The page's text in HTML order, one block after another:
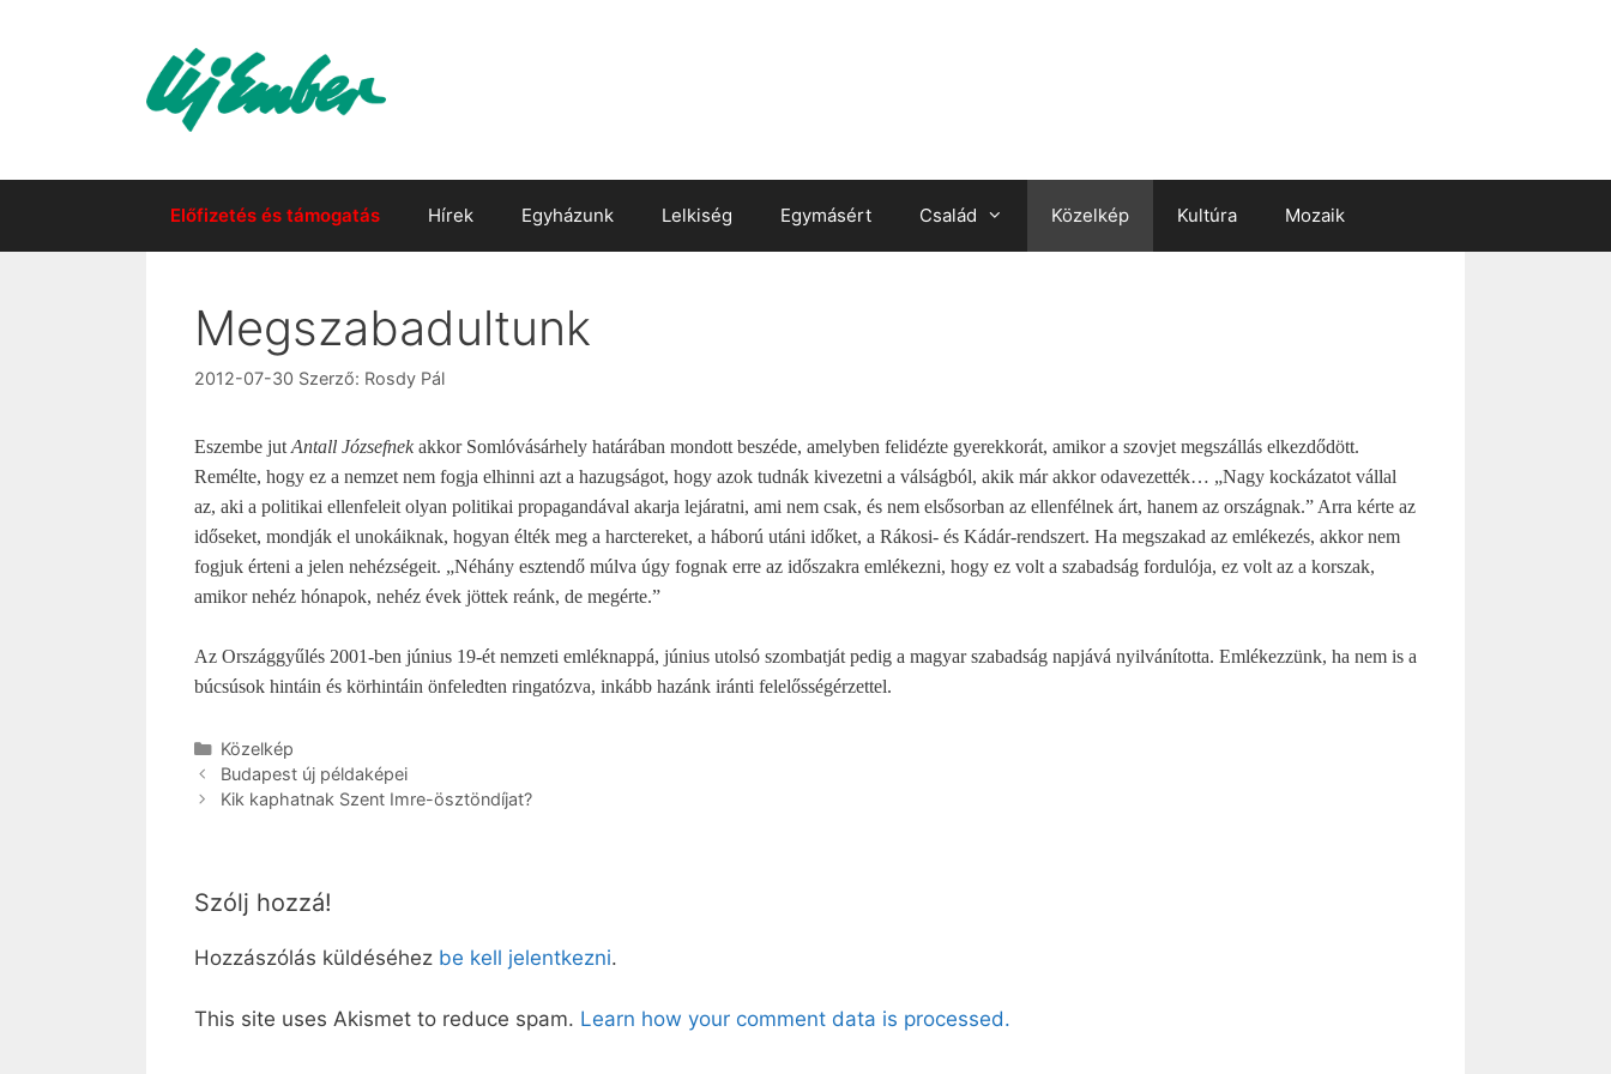
Előfizetés és támogatás Hírek Egyházunk Lelkiség Egymásért Család Közelkép Kultúra Mozaik
Megszabadultunk
2012-07-30 Szerző: Rosdy Pál
Eszembe jut Antall Józsefnek akkor Somlóvásárhely határában mondott beszéde, amelyben felidézte gyerekkorát, amikor a szovjet megszállás elkezdődött.
Remélte, hogy ez a nemzet nem fogja elhinni azt a hazugságot, hogy azok tudnák kivezetni a válságból, akik már akkor odavezették… „Nagy kockázatot vállal
az, aki a politikai ellenfeleit olyan politikai propagandával akarja lejáratni, ami nem csak, és nem elsősorban az ellenfélnek árt, hanem az országnak.” Arra kérte az
időseket, mondják el unokáiknak, hogyan élték meg a harctereket, a háború utáni időket, a Rákosi- és Kádár-rendszert. Ha megszakad az emlékezés, akkor nem
fogjuk érteni a jelen nehézségeit. „Néhány esztendő múlva úgy fognak erre az időszakra emlékezni, hogy ez volt a szabadság fordulója, ez volt az a korszak,
amikor nehéz hónapok, nehéz évek jöttek reánk, de megérte.”
Az Országgyűlés 2001-ben június 19-ét nemzeti emléknappá, június utolsó szombatját pedig a magyar szabadság napjává nyilvánította. Emlékezzünk, ha nem is a
búcsúsok hintáin és körhintáin önfeledten ringatózva, inkább hazánk iránti felelősségérzettel.
Kategória
Közelkép
Budapest új példaképei
Kik kaphatnak Szent Imre-ösztöndíjat?
Szólj hozzá!
Hozzászólás küldéséhez be kell jelentkezni.
This site uses Akismet to reduce spam. Learn how your comment data is processed.